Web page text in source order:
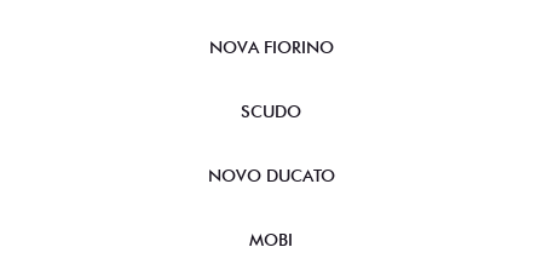
NOVA FIORINO
SCUDO
NOVO DUCATO
MOBI